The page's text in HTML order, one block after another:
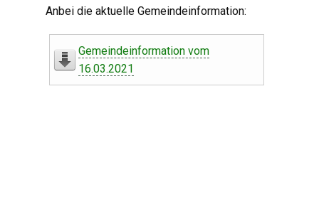
Leben in Oberdorf
Anbei die aktuelle Gemeindeinformation:
Gemeindeinformation vom
16.03.2021